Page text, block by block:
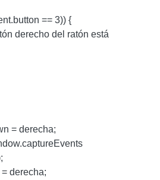
== 3)) {
derecho del ratón está
= derecha;
derecha;